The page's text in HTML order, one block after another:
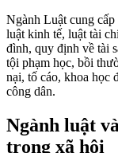
Ngành Luật cung
luật kinh tế, luật tài
đình, quy định về tài
tội phạm học, bồi
nại, tố cáo, khoa học
công dân.
Ngành luật
trong xã hội